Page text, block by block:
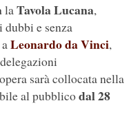
laTavola Lucana,
e senza
Leonardo da Vinci,
sarà collocata nella
al pubblicodal 28